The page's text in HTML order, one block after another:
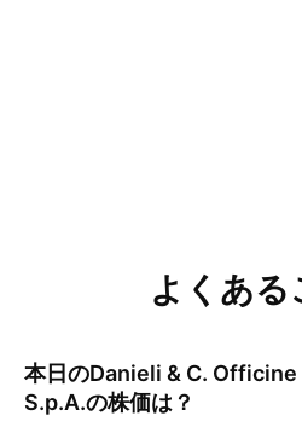
よくある
本日のDanieli & C.
S.p.A.の株価は？